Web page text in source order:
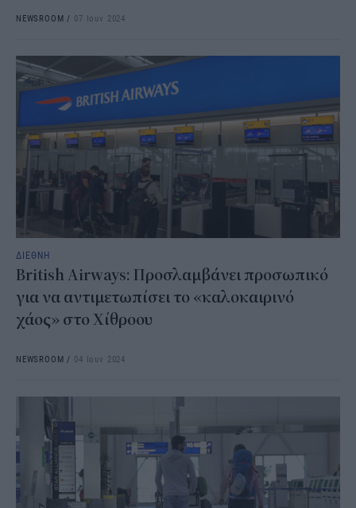
NEWSROOM / 07 Ιουν 2024
ΔΙΕΘΝΗ
British Airways: Προσλαμβάνει προσωπικό
για να αντιμετωπίσει το «καλοκαιρινό
χάος» στο Χίθροου
NEWSROOM / 04 Ιουν 2024